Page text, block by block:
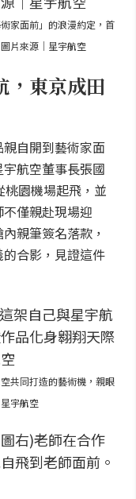
家面前」的浪漫約定，首
片來源｜星宇航空
，東京成田
自開到藝術家面
航空董事長張國
園機場起飛，並
僅親赴現場迎
親筆簽名落款，
合影，見證這件
共同打造的藝術機，親眼
宇航空